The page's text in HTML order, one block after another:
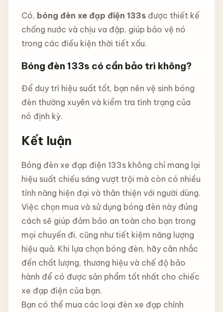
Có, bóng đèn xe đạp điện 133sđược thiết kế
chống nước và chịu va đập, giúp bảo vệ nó
trong các điều kiện thời tiết xấu.
Bóng đèn 133s có cần bảo trì không?
Để duy trì hiệu suất tốt, bạn nên vệ sinh bóng
đèn thường xuyên và kiểm tra tình trạng của
nó định kỳ.
Kết luận
Bóng đèn xe đạp điện 133s không chỉ mang lại
hiệu suất chiếu sáng vượt trội mà còn có nhiều
tính năng hiện đại và thân thiện với người dùng.
Việc chọn mua và sử dụng bóng đèn này đúng
cách sẽ giúp đảm bảo an toàn cho bạn trong
mọi chuyến đi, cũng như tiết kiệm năng lượng
hiệu quả. Khi lựa chọn bóng đèn, hãy cân nhắc
đến chất lượng, thương hiệu và chế độ bảo
hành để có được sản phẩm tốt nhất cho chiếc
xe đạp điện của bạn.
Bạn có thể mua các loại đèn xe đạp chính